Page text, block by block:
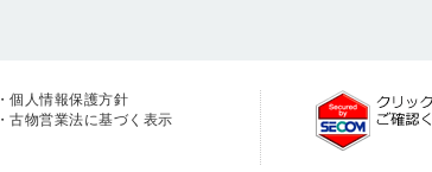
・個人情報保護方針
・古物営業法に基づく表示